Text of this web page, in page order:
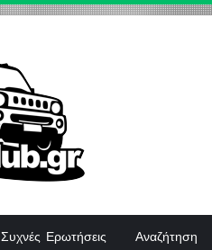
Συχνές Ερωτήσεις Αναζήτηση